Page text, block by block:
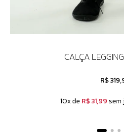
CALÇA
R$
10x de R$ 31,99